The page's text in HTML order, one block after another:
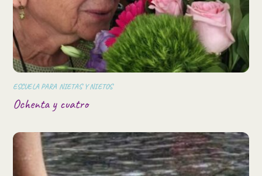
ESCUELA PARA NIETAS Y NIETOS
Ochenta y cuatro